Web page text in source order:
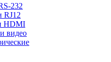
232
RJ12
HDMI
видео